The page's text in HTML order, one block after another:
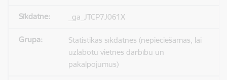
_ga_JTCP7J061X
Statistikas sīkdatnes (nepieciešamas, lai
uzlabotu vietnes darbību un
pakalpojumus)